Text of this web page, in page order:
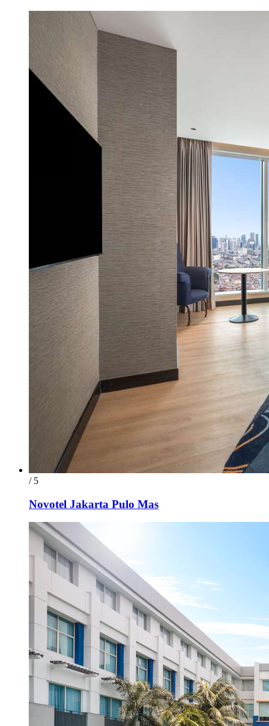
/ 5
Novotel Jakarta Pulo Mas